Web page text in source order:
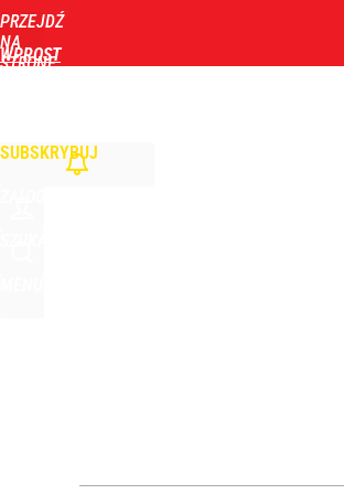
PRZEJDŹ
NA
STRONĘ
WPROST
SUBSKRYBUJ
1